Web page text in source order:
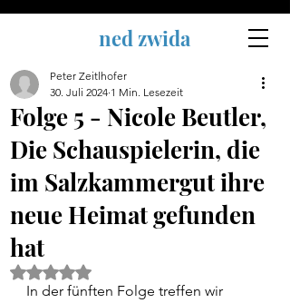
ned zwida
Folge 5 - Nicole Beutler,
Die Schauspielerin, die
im Salzkammergut ihre
neue Heimat gefunden
hat
Peter Zeitlhofer
30. Juli 2024 1 Min. Lesezeit
Mit NaN von 5 Sternen bewertet.
In der fünften Folge treffen wir